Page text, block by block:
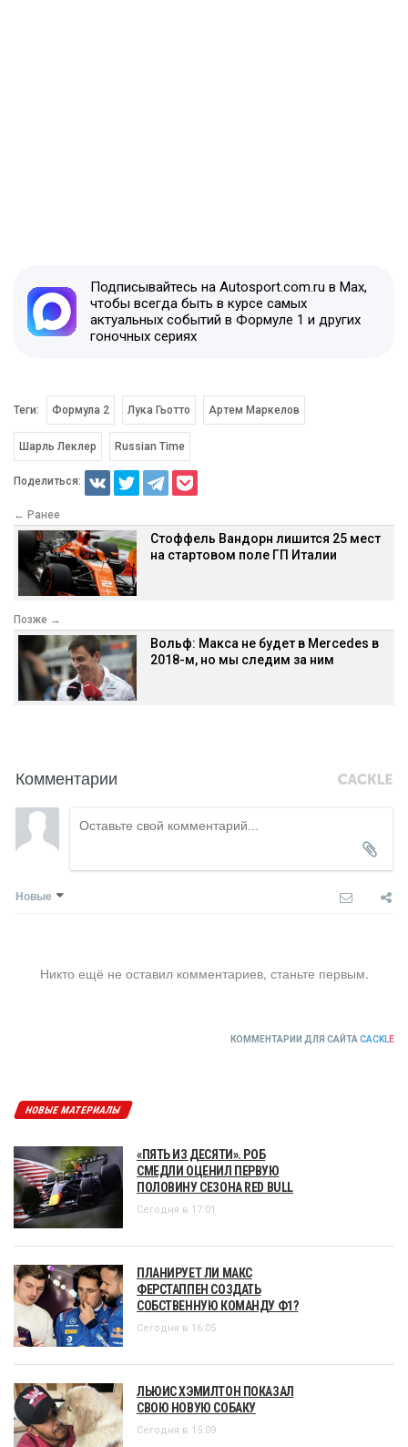
Подписывайтесь на Autosport.com.ru в Max,
чтобы всегда быть в курсе самых
актуальных событий в Формуле 1 и других
гоночных сериях
Теги: Формула 2 Лука Гьотто Артем Маркелов
Шарль Леклер Russian Time
Поделиться:
← Ранее
Стоффель Вандорн лишится 25 мест
на стартовом поле ГП Италии
Позже →
Вольф: Макса не будет в Mercedes в
2018-м, но мы следим за ним
Комментарии
Новые
Никто ещё не оставил комментариев, станьте первым.
КОММЕНТАРИИ ДЛЯ САЙТА CACKLE
НОВЫЕ МАТЕРИАЛЫ
«ПЯТЬ ИЗ ДЕСЯТИ». РОБ
СМЕДЛИ ОЦЕНИЛ ПЕРВУЮ
ПОЛОВИНУ СЕЗОНА RED BULL
Сегодня в 17:01
ПЛАНИРУЕТ ЛИ МАКС
ФЕРСТАППЕН СОЗДАТЬ
СОБСТВЕННУЮ КОМАНДУ Ф1?
Сегодня в 16:05
ЛЬЮИС ХЭМИЛТОН ПОКАЗАЛ
СВОЮ НОВУЮ СОБАКУ
Сегодня в 15:09